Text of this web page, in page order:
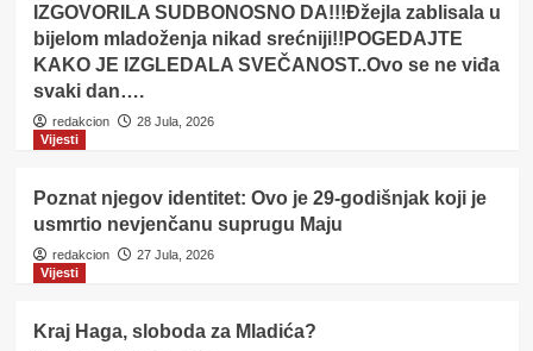
IZGOVORILA SUDBONOSNO DA!!!Đžejla zablisala u
bijelom mladoženja nikad srećniji!!POGEDAJTE
KAKO JE IZGLEDALA SVEČANOST..Ovo se ne viđa
svaki dan….
redakcion
28 Jula, 2026
Vijesti
Poznat njegov identitet: Ovo je 29-godišnjak koji je
usmrtio nevjenčanu suprugu Maju
redakcion
27 Jula, 2026
Vijesti
Kraj Haga, sloboda za Mladića?